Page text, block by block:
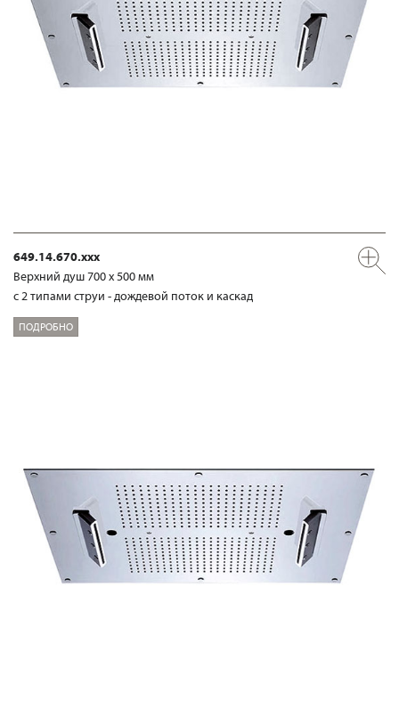
649.14.670.xxx
Верхний душ 700 х 500 мм
с 2 типами струи - дождевой поток и каскад
ПОДРОБНО